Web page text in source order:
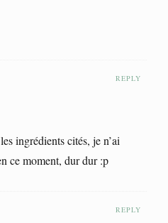
REPLY
ingrédients cités, je n’ai
ce moment, dur dur :p
REPLY